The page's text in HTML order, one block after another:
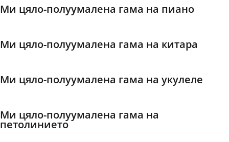
日本語
Ми цяло-полуумалена гама на пиано
Ми цяло-полуумалена гама на китара
Ми цяло-полуумалена гама на укулеле
Ми цяло-полуумалена гама на
петолинието